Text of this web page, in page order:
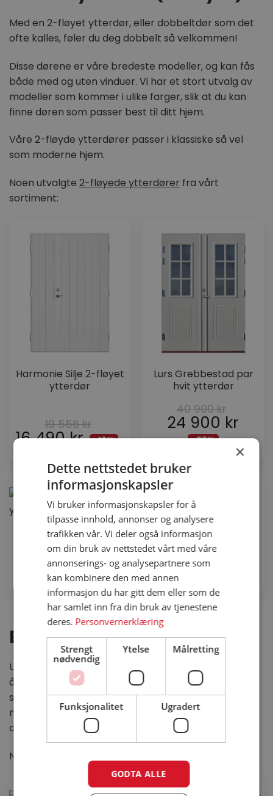
Med en 2-fløyet ytterdør, eller dobbeltdør som det
ofte kalles, føler du deg dobbelt så velkommen!
Disse dørene er våre bredeste modeller, og kan fås
både med og uten vinduer. Vi har et stort utvalg av
modeller som kommer i ulike farger, slik at du kan
finne døren som passer best til ditt hjem.
Våre 2-fløyde ytterdører passer i klassiske så vel
som moderne hjem.
Noen utvalgte 2-fløyede ytterdører fra vårt
sortiment:
Harmonie Silje 2-fløyet
ytterdør
19 556kr
16 490kr -16%
Lurs Grebbestad par
hvit ytterdør
40 900kr
24 900 kr
-39%
Lurs Grebbestad par
ytterdør
39 900kr
Lurs Klövhult par
ytterdør
40 900
Boddør
Uansett hva du oppbevarer i boden din er det viktig
å ha en dør som holder uvedkommende ute, og som
samtidig gjerne står i stil til resten av fasaden. Velg
mellom modeller med eller uten glass fra Harmonie,
og flere ulike modeller.
Noen utvalgte
×
Dette nettstedet bruker
informasjonskapsler
Vi bruker informasjonskapsler for å
tilpasse innhold, annonser og analysere
trafikken vår. Vi deler også informasjon
om din bruk av nettstedet vårt med våre
annonserings- og analysepartnere som
kan kombinere den med annen
informasjon du har gitt dem eller som de
har samlet inn fra din bruk av tjenestene
deres. Personvernerklæring
Strengt
nødvendig
Ytelse Målretting
Funksjonalitet Ugradert
GODTA ALLE